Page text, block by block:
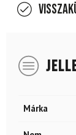
Márka